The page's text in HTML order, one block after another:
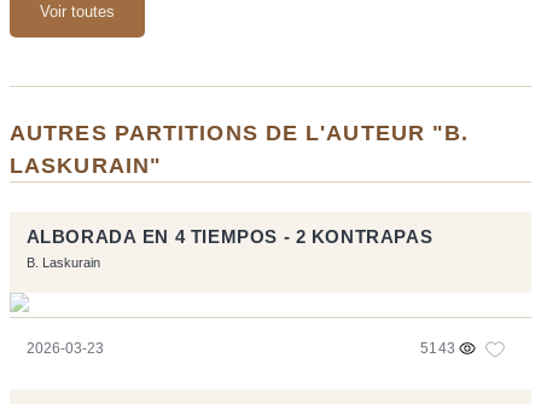
Voir toutes
AUTRES PARTITIONS DE L'AUTEUR "B.
LASKURAIN"
ALBORADA EN 4 TIEMPOS - 2 KONTRAPAS
B. Laskurain
2026-03-23 5143